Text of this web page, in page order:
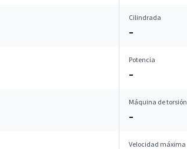
Cilindrada
–
Potencia
–
Máquina de torsión
–
Velocidad máxima